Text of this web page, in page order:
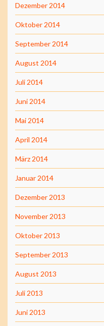
Dezember 2014
Oktober 2014
September 2014
August 2014
Juli 2014
Juni 2014
Mai 2014
April 2014
März 2014
Januar 2014
Dezember 2013
November 2013
Oktober 2013
September 2013
August 2013
Juli 2013
Juni 2013